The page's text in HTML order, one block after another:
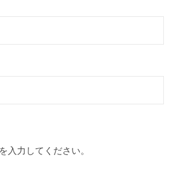
入力してください。